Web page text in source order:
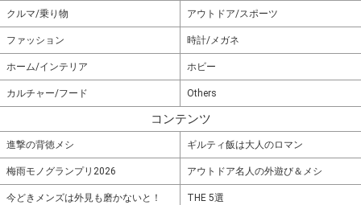
クルマ/乗り物 アウトドア/スポーツ
ファッション 時計/メガネ
ホーム/インテリア ホビー
カルチャー/フード Others
コンテンツ
進撃の背徳メシ ギルティ飯は大人のロマン
梅雨モノグランプリ2026 アウトドア名人の外遊び＆メシ
今どきメンズは外見も磨かないと！ THE 5選